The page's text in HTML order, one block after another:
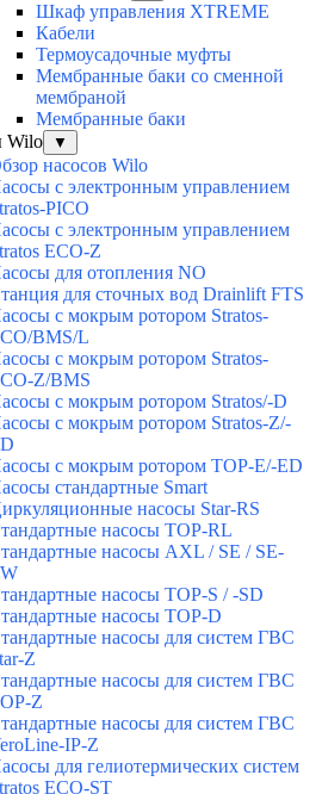
Шкаф управления XTREME
Кабели
Термоусадочные муфты
Мембранные баки со сменной
мембраной
Мембранные баки
Wilo
▼
насосов Wilo
с электронным управлением
PICO
с электронным управлением
ECO-Z
для отопления NO
для сточных вод Drainlift FTS
с мокрым ротором Stratos-
BMS/L
с мокрым ротором Stratos-
Z/BMS
с мокрым ротором Stratos/-D
с мокрым ротором Stratos-Z/-
с мокрым ротором TOP-E/-ED
стандартные Smart
насосы Star-RS
насосы TOP-RL
насосы AXL / SE / SE-
насосы TOP-S / -SD
насосы TOP-D
насосы для систем ГВС
Z
насосы для систем ГВС
Z
насосы для систем ГВС
IP-Z
для гелиотермических систем
ECO-ST